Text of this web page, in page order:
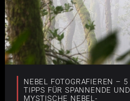
NEBEL FOTOGRAFIEREN – 5
TIPPS FÜR SPANNENDE UND
MYSTISCHE NEBEL-